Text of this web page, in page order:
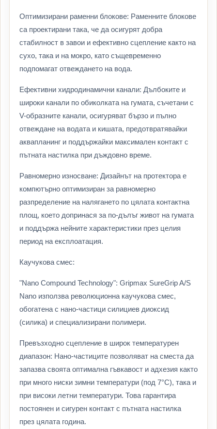
Оптимизирани раменни блокове: Раменните блокове
са проектирани така, че да осигурят добра
стабилност в завои и ефективно сцепление както на
сухо, така и на мокро, като същевременно
подпомагат отвеждането на вода.
Ефективни хидродинамични канали: Дълбоките и
широки канали по обиколката на гумата, съчетани с
V-образните канали, осигуряват бързо и пълно
отвеждане на водата и кишата, предотвратявайки
аквапланинг и поддържайки максимален контакт с
пътната настилка при дъждовно време.
Равномерно износване: Дизайнът на протектора е
компютърно оптимизиран за равномерно
разпределение на налягането по цялата контактна
площ, което допринася за по-дълъг живот на гумата
и поддържа нейните характеристики през целия
период на експлоатация.
Каучукова смес:
"Nano Compound Technology": Gripmax SureGrip A/S
Nano използва революционна каучукова смес,
обогатена с нано-частици силициев диоксид
(силика) и специализирани полимери.
Превъзходно сцепление в широк температурен
диапазон: Нано-частиците позволяват на сместа да
запазва своята оптимална гъвкавост и адхезия както
при много ниски зимни температури (под 7°C), така и
при високи летни температури. Това гарантира
постоянен и сигурен контакт с пътната настилка
през цялата година.